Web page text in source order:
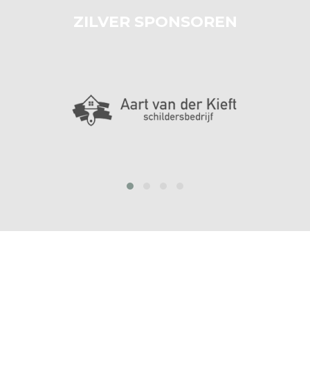
ZILVER SPONSOREN
prev